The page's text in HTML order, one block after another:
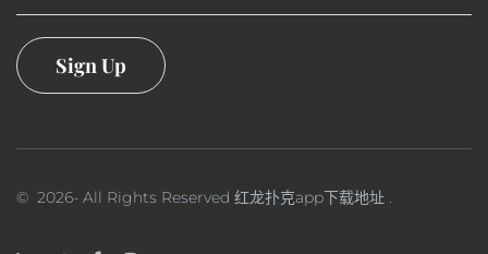
Sign Up
© 2026- All Rights Reserved 红龙扑克app下载地址 .